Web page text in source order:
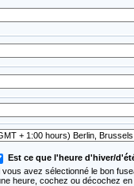
Est ce que l'heure d'hiver/
vous avez sélectionné le bon
heure, cochez ou décochez